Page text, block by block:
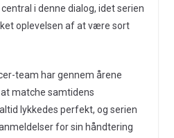
i denne dialog, idet serien
oplevelsen af at være sort
team har gennem årene
matche samtidens
lykkedes perfekt, og serien
for sin håndtering